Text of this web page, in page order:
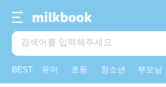
BEST 유아 초등 청소년 부모님